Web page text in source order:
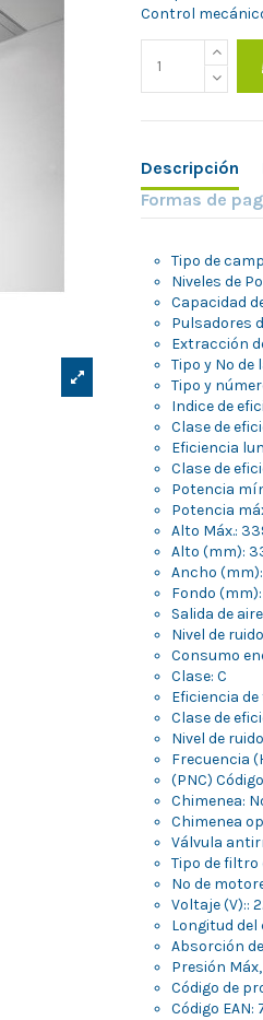
Control
Descripción
Formas de
Tipo de
Niveles de
Capacidad
Pulsadores
Extracción
Tipo y Nº de
Tipo y
Indice de
Clase de
Eficiencia
Clase de
Potencia
Potencia
Alto Máx.:
Alto (mm):
Ancho (mm):
Fondo
Salida de
Nivel de
Consumo
Clase: C
Eficiencia de
Clase de
Nivel de
Frecuencia
(PNC)
Chimenea:
Chimenea
Válvula
Tipo de filtro
Nº de
Voltaje (V)::
Longitud del
Absorción
Presión
Código de
Código